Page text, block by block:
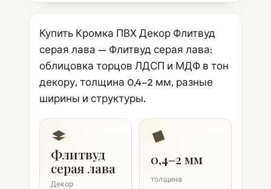
Купить Кромка ПВХ Декор Флитвуд
серая лава — Флитвуд серая лава:
облицовка торцов ЛДСП и МДФ в тон
декору, толщина 0,4–2 мм, разные
ширины и структуры.
Флитвуд
серая лава
Декор
0,4–2 мм
толщина